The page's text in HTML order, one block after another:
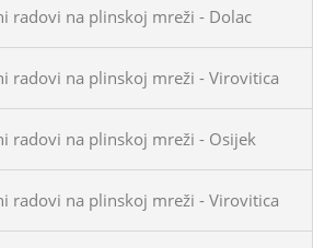
radovi na plinskoj mreži - Dolac
radovi na plinskoj mreži - Virovitica
radovi na plinskoj mreži - Osijek
radovi na plinskoj mreži - Virovitica